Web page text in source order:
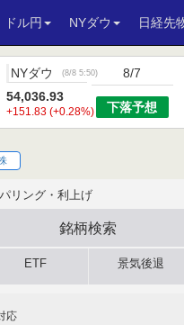
ドル円 NYダウ 日経先
NYダウ (8/8 5:50)
54,036.93
+151.83 (+0.28%)
8/7
下落予想
リング・利上げ
銘柄検索
ETF 景気後退
応